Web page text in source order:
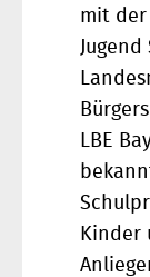
mit der
LBE
Kinder